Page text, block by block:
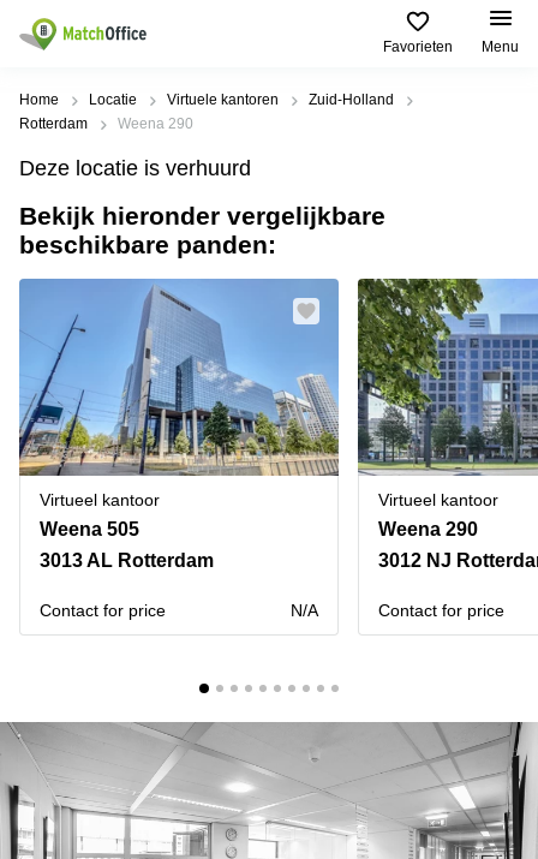
Favorieten Menu
Huren / Verhuren
Productpagina's
Kantoorruimten
Business
Flexplekken
Coworking
Spaces
Vergaderruimten
Virtueel
Kantoor
Bedrijfsruimte
Populaire
Steden
Alkmaar
Amsterdam
Westpoort
Bergen
op
Zoom
Amersfoort
Breda
Hengelo
Hilversum
Rotterdam
Tiel
Tilburg
Zwolle
Populaire
zoekopdrachten
Kantoorruimte
in Breda
huren
Bergen
op
Zoom
Kantoor
huren
Tiel
Kantoor
huren
Reeuwijk
Business
center
Westpoort
Business
center
Hilversum
Help
Over ons
Voeg je kantoorruimte toe
Huurprijs
Log in
Home Locatie Virtuele kantoren
Zuid-Holland
Rotterdam
Weena 290
Deze locatie is verhuurd
Bekijk hieronder vergelijkbare
beschikbare panden:
Virtueel kantoor
Weena 505
3013 AL Rotterdam
Contact for price N/A
Virtueel kantoor
Weena 290
3012 NJ
Contact for price